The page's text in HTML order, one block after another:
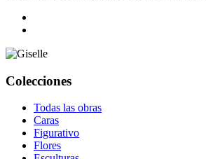
Colecciones
Todas las obras
Caras
Figurativo
Flores